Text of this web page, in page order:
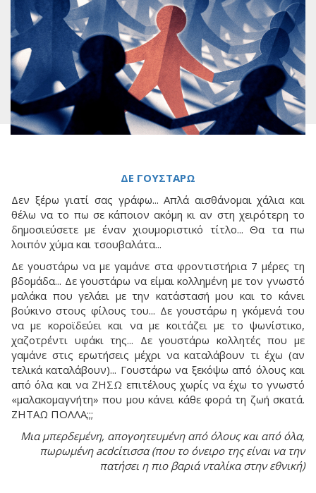
ΔΕ ΓΟΥΣΤΑΡΩ
Δεν ξέρω γιατί σας γράφω... Απλά αισθάνομαι χάλια και
θέλω να το πω σε κάποιον ακόμη κι αν στη χειρότερη το
δημοσιεύσετε με έναν χιουμοριστικό τίτλο... Θα τα πω
λοιπόν χύμα και τσουβαλάτα...
Δε γουστάρω να με γαμάνε στα φροντιστήρια 7 μέρες τη
βδομάδα... Δε γουστάρω να είμαι κολλημένη με τον γνωστό
μαλάκα που γελάει με την κατάστασή μου και το κάνει
βούκινο στους φίλους του... Δε γουστάρω η γκόμενά του
να με κοροϊδεύει και να με κοιτάζει με το ψωνίστικο,
χαζοτρέντι υφάκι της... Δε γουστάρω κολλητές που με
γαμάνε στις ερωτήσεις μέχρι να καταλάβουν τι έχω (αν
τελικά καταλάβουν)... Γουστάρω να ξεκόψω από όλους και
από όλα και να ΖΗΣΩ επιτέλους χωρίς να έχω το γνωστό
«μαλακομαγνήτη» που μου κάνει κάθε φορά τη ζωή σκατά.
ΖΗΤΑΩ ΠΟΛΛΑ;;;
Μια μπερδεμένη, απογοητευμένη από όλους και από όλα,
πωρωμένη acdcίτισσα (που το όνειρο της είναι να την
πατήσει η πιο βαριά νταλίκα στην εθνική)